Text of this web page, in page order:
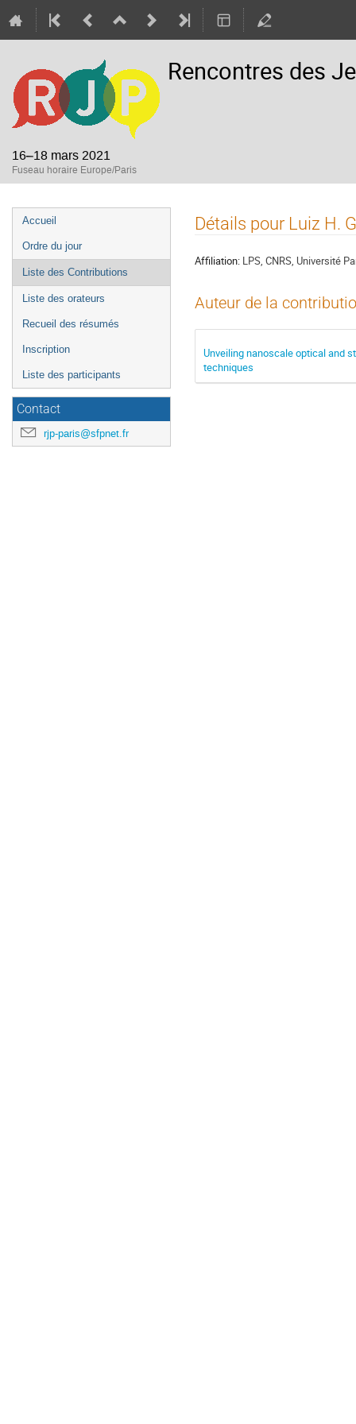
Rencontres des
16–18 mars 2021
Fuseau horaire Europe/Paris
Menu
de
l'événement
Accueil
Ordre du jour
Liste des Contributions
Liste des orateurs
Recueil des résumés
Inscription
Liste des participants
Contact
rjp-paris@sfpnet.fr
Détails pour Luiz H.
Affiliation: LPS, CNRS, Université
Auteur de la
Unveiling nanoscale optical and
techniques